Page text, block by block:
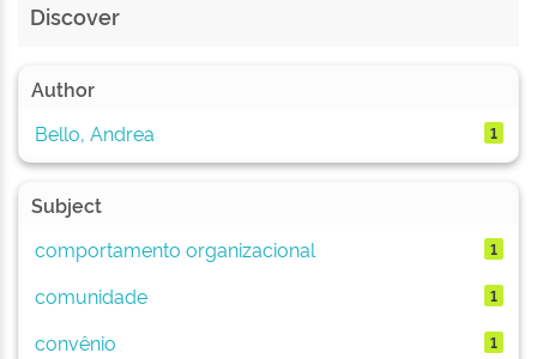
Discover
Author
Bello, Andrea
1
Subject
comportamento organizacional
1
comunidade 1
convênio 1